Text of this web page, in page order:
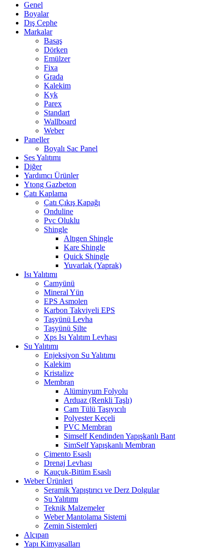
Genel
Boyalar
Dış Cephe
Markalar
Basaş
Dörken
Emülzer
Fixa
Grada
Kalekim
Kyk
Parex
Standart
Wallboard
Weber
Paneller
Boyalı Sac Panel
Ses Yalıtımı
Diğer
Yardımcı Ürünler
Ytong Gazbeton
Çatı Kaplama
Çatı Çıkış Kapağı
Onduline
Pvc Oluklu
Shingle
Altıgen Shingle
Kare Shingle
Quick Shingle
Yuvarlak (Yaprak)
Isı Yalıtımı
Camyünü
Mineral Yün
EPS Asmolen
Karbon Takviyeli EPS
Taşyünü Levha
Taşyünü Şilte
Xps Isı Yalıtım Levhası
Su Yalıtımı
Enjeksiyon Su Yalıtımı
Kalekim
Kristalize
Membran
Alüminyum Folyolu
Arduaz (Renkli Taşlı)
Cam Tülü Taşıyıcılı
Polyester Keçeli
PVC Membran
Simself Kendinden Yapışkanlı Bant
SimSelf Yapışkanlı Membran
Çimento Esaslı
Drenaj Levhası
Kauçuk-Bitüm Esaslı
Weber Ürünleri
Seramik Yapıştırıcı ve Derz Dolgular
Su Yalıtımı
Teknik Malzemeler
Weber Mantolama Sistemi
Zemin Sistemleri
Alçıpan
Yapı Kimyasalları